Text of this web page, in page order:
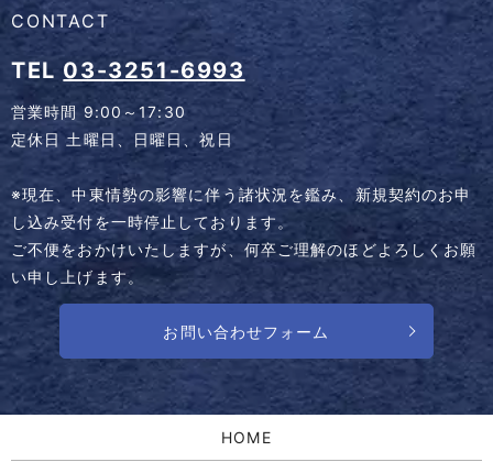
CONTACT
TEL 03-3251-6993
営業時間 9:00～17:30
定休日 土曜日、日曜日、祝日
※現在、中東情勢の影響に伴う諸状況を鑑み、新規契約のお申
し込み受付を一時停止しております。
ご不便をおかけいたしますが、何卒ご理解のほどよろしくお願
い申し上げます。
お問い合わせフォーム
HOME